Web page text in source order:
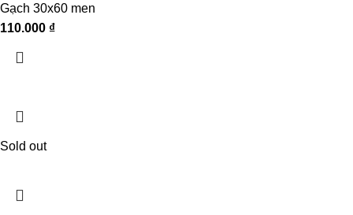
Gạch 30x60 men
110.000 ₫
Sold out